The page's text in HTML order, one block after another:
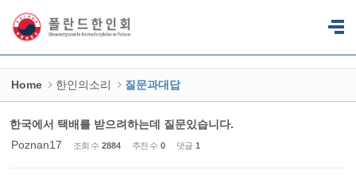
Home 한인의소리 질문과대답
한국에서 택배를 받으려하는데 질문있습니다.
Poznan17
조회 수 2884 추천 수 0 댓글 1